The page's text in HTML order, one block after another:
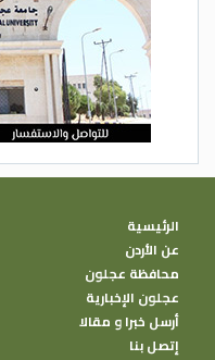
الرئيسية
عن الأردن
محافظة عجلون
عجلون الإخبارية
أرسل خبرا و مقالا
إتصل بنا